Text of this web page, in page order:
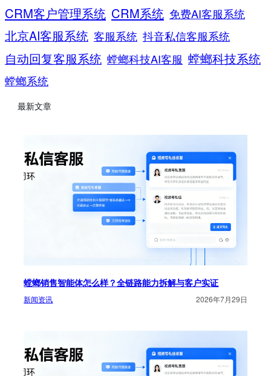
CRM客户管理系统 CRM系统 免费AI客服系统
北京AI客服系统 客服系统 抖音私信客服系统
自动回复客服系统 螳螂科技AI客服 螳螂科技系统
螳螂系统
最新文章
螳螂销售智能体怎么样？全链路能力拆解与客户实证
新闻资讯 2026年7月29日